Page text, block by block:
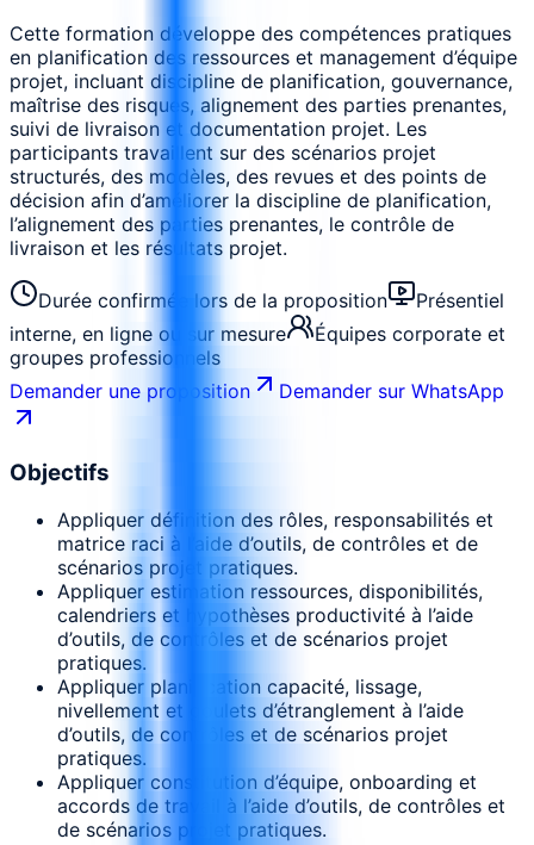
Cette formation développe des compétences pratiques
en planification des ressources et management d’équipe
projet, incluant discipline de planification, gouvernance,
maîtrise des risques, alignement des parties prenantes,
suivi de livraison et documentation projet. Les
participants travaillent sur des scénarios projet
structurés, des modèles, des revues et des points de
décision afin d’améliorer la discipline de planification,
l’alignement des parties prenantes, le contrôle de
livraison et les résultats projet.
Durée confirmée lors de la proposition
Présentiel
interne, en ligne ou sur mesure
Équipes corporate et
groupes professionnels
Demander une proposition
Demander sur WhatsApp
Objectifs
Appliquer définition des rôles, responsabilités et
matrice raci à l’aide d’outils, de contrôles et de
scénarios projet pratiques.
Appliquer estimation ressources, disponibilités,
calendriers et hypothèses productivité à l’aide
d’outils, de contrôles et de scénarios projet
pratiques.
Appliquer planification capacité, lissage,
nivellement et goulets d’étranglement à l’aide
d’outils, de contrôles et de scénarios projet
pratiques.
Appliquer constitution d’équipe, onboarding et
accords de travail à l’aide d’outils, de contrôles et
de scénarios projet pratiques.